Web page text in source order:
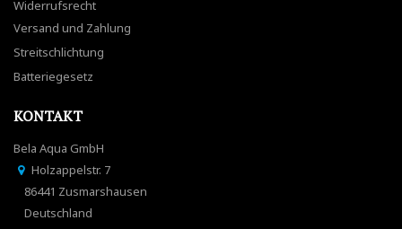
Widerrufsrecht
Versand und Zahlung
Streitschlichtung
Batteriegesetz
KONTAKT
Bela Aqua GmbH
Holzappelstr. 7
86441 Zusmarshausen
Deutschland